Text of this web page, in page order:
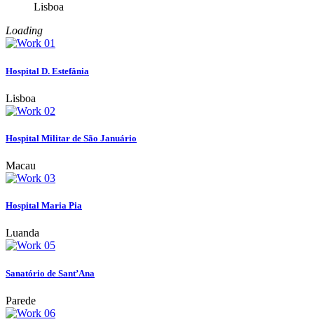
Lisboa
Loading
Hospital D. Estefânia
Lisboa
Hospital Militar de São Januário
Macau
Hospital Maria Pia
Luanda
Sanatório de Sant’Ana
Parede